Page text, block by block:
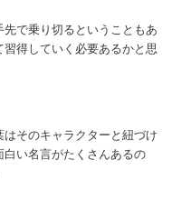
で乗り切るということもあ
得していく必要あるかと思
そのキャラクターと紐づけ
い名言がたくさんあるの